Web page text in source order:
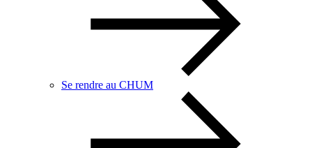
Se rendre au CHUM